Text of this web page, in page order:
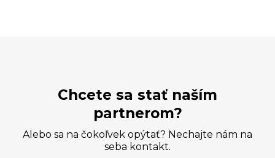
Chcete sa stať naším
partnerom?
Alebo sa na čokoľvek opýtať? Nechajte nám na
seba kontakt.